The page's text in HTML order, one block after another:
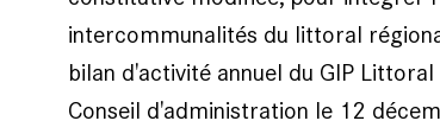
intercommunalités du littoral
bilan d'activité annuel du GIP
Conseil d'administration le 12